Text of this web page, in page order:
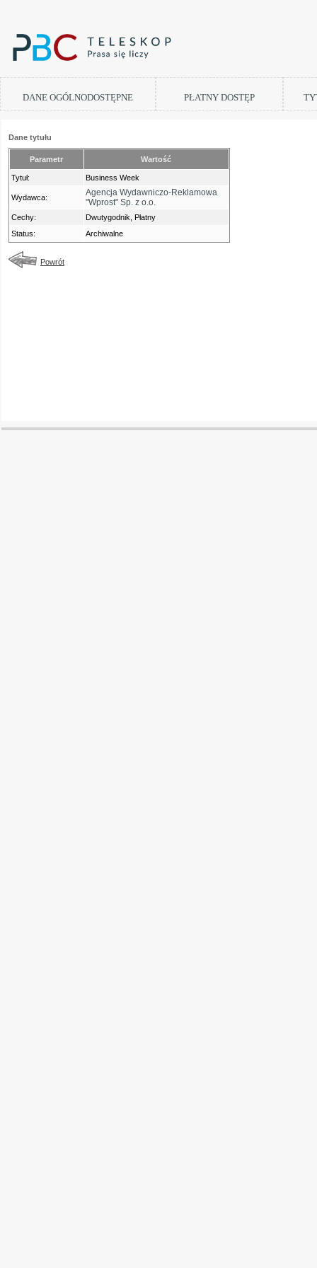
DANE OGÓLNODOSTĘPNE PŁATNY DOSTĘP
Dane tytułu
Parametr Wartość
Tytuł: Business Week
Wydawca:
Agencja Wydawniczo-Reklamowa
"Wprost" Sp. z o.o.
Cechy:
Dwutygodnik, Płatny
Status:
Archiwalne
Powrót